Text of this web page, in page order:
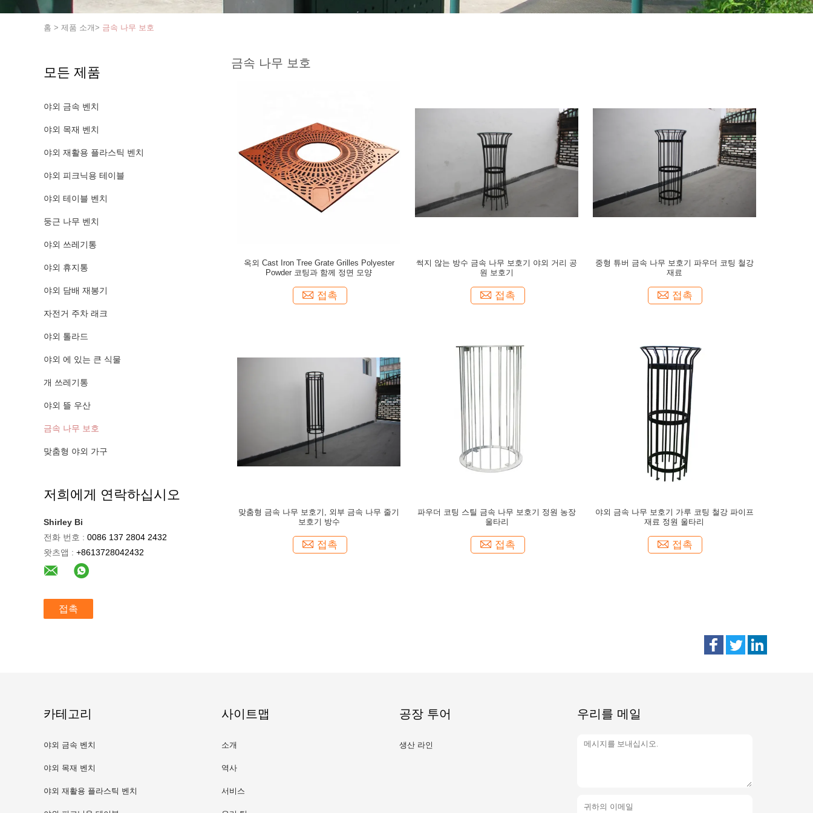
홈 > 제품 소개> 금속 나무 보호
모든 제품
야외 금속 벤치
야외 목재 벤치
야외 재활용 플라스틱 벤치
야외 피크닉용 테이블
야외 테이블 벤치
둥근 나무 벤치
야외 쓰레기통
야외 휴지통
야외 담배 재봉기
자전거 주차 래크
야외 톨라드
야외 에 있는 큰 식물
개 쓰레기통
야외 뜰 우산
금속 나무 보호
맞춤형 야외 가구
저희에게 연락하십시오
Shirley Bi
전화 번호 : 0086 137 2804 2432
왓츠앱 : +8613728042432
접촉
금속 나무 보호
옥외 Cast Iron Tree Grate Grilles Polyester
Powder 코팅과 함께 정면 모양
접촉
썩지 않는 방수 금속 나무 보호기 야외 거리 공
원 보호기
접촉
중형 튜버 금속 나무 보호기 파우더 코팅 철강
재료
접촉
맞춤형 금속 나무 보호기, 외부 금속 나무 줄기
보호기 방수
접촉
파우더 코팅 스틸 금속 나무 보호기 정원 농장
울타리
접촉
야외 금속 나무 보호기 가루 코팅 철강 파이프
재료 정원 울타리
접촉
카테고리
야외 금속 벤치
야외 목재 벤치
야외 재활용 플라스틱 벤치
사이트맵
소개
역사
서비스
공장 투어
생산 라인
우리를 메일